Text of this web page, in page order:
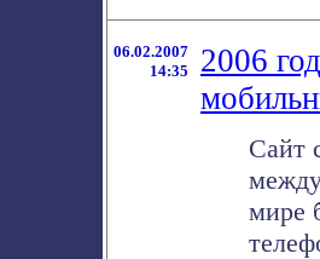
06.02.2007
14:35
2006
Сайт
мире